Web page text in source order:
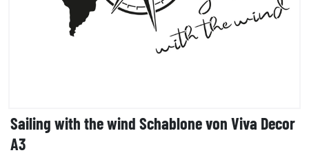
Sailing with the wind Schablone von Viva Decor
A3